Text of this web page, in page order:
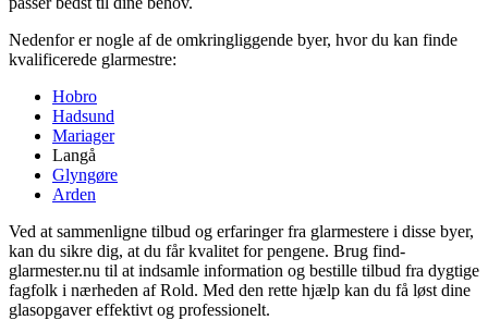
Nedenfor er nogle af de omkringliggende byer, hvor du kan finde
kvalificerede glarmestre:
Hobro
Hadsund
Mariager
Langå
Glyngøre
Arden
Ved at sammenligne tilbud og erfaringer fra glarmestere i disse byer,
kan du sikre dig, at du får kvalitet for pengene. Brug find-
glarmester.nu til at indsamle information og bestille tilbud fra dygtige
fagfolk i nærheden af Rold. Med den rette hjælp kan du få løst dine
glasopgaver effektivt og professionelt.